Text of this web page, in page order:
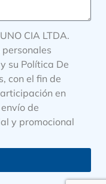
CIA LTDA.
su Política De
con el fin de
en
de
y promocional